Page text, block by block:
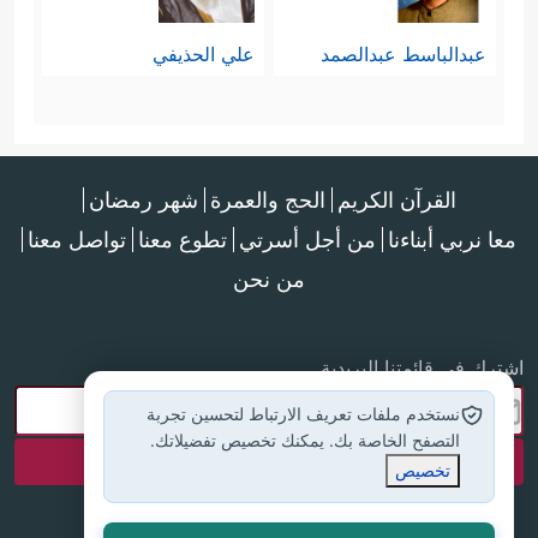
المقطع دلالة على أهميته، وتكرار تأثيره
في النفوس.
هـ- التقليد الأعمى ﴿وَلَا تَـتَّـبِعُوۤاْ أَهۡوَاۤءَ قَوۡمࣲ قَدۡ
ضَلُّواْ مِن قَبۡلُ وَأَضَلُّواْ كَثِیرࣰا وَضَلُّواْ عَن سَوَاۤءِ
ثالثًا: تمييز أحوالهم ومواقفهم والتنزُّه
عن التعميم﴿وَتَرَىٰ كَثِیرࣰا مِّنۡهُمۡ یُسَـٰرِعُونَ فِی ٱلۡإِثۡمِ
عبدالباسط عبدالصمد علي الحذيفي
القرآن الكريم الحج والعمرة شهر رمضان
معا نربي أبناءنا من أجل أسرتي تطوع معنا تواصل معنا
من نحن
اشترك في قائمتنا البريدية
نستخدم ملفات تعريف الارتباط لتحسين تجربة
التصفح الخاصة بك. يمكنك تخصيص تفضيلاتك.
تخصيص